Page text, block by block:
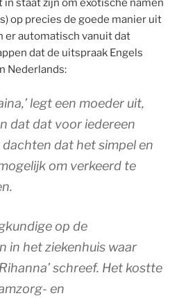
staat zijn om exotische namen
op precies de goede manier uit
er automatisch vanuit dat
dat de uitspraak Engels
Nederlands:
legt een moeder uit,
dat dat voor iedereen
dachten dat het simpel en
om verkeerd te
op de
in het ziekenhuis waar
schreef. Het kostte
en